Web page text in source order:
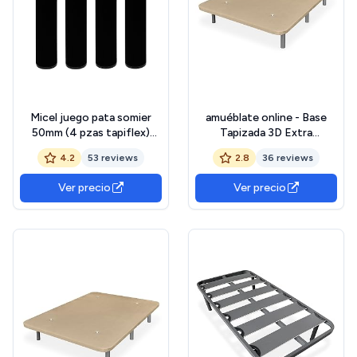
Micel juego pata somier
50mm (4 pzas tapiflex)
negro
4.2 53 reviews
Ver precio
amuéblate online - Base
Tapizada 3D Extra
Reforzada, Resistente y
Robusta, con Barras de
Refuerzo y 6 Patas
metálicas roscadas de
25cm, 135x190, Beige
2.8 36 reviews
Ver precio